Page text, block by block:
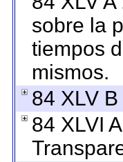
sobre la
tiempos
mismos.
84 XLV
84 XLVI